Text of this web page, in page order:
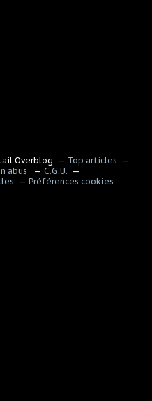
Overblog
Top articles
abus
C.G.U.
Préférences cookies